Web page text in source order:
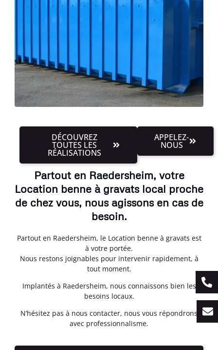
DÉCOUVREZ
TOUTES LES
RÉALISATIONS
APPELEZ-
NOUS
Partout en Raedersheim, votre
Location benne à gravats local proche
de chez vous, nous agissons en cas de
besoin.
Partout en Raedersheim, le Location benne à gravats est
à votre portée.
Nous restons joignables pour intervenir rapidement, à
tout moment.
Implantés à Raedersheim, nous connaissons bien les
besoins locaux.
N’hésitez pas à nous contacter, nous vous répondrons
avec professionnalisme.